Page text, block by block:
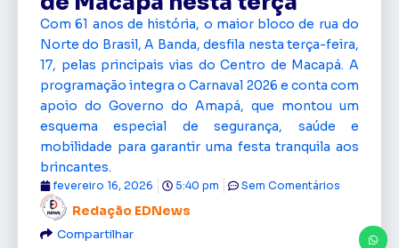
Com 61 anos de história, o maior bloco de rua do
Norte do Brasil, A Banda, desfila nesta terça-feira,
17, pelas principais vias do Centro de Macapá. A
programação integra o Carnaval 2026 e conta com
apoio do Governo do Amapá, que montou um
esquema especial de segurança, saúde e
mobilidade para garantir uma festa tranquila aos
brincantes.
Redação EDNews
fevereiro 16, 2026 5:40 pm Sem Comentários
Compartilhar